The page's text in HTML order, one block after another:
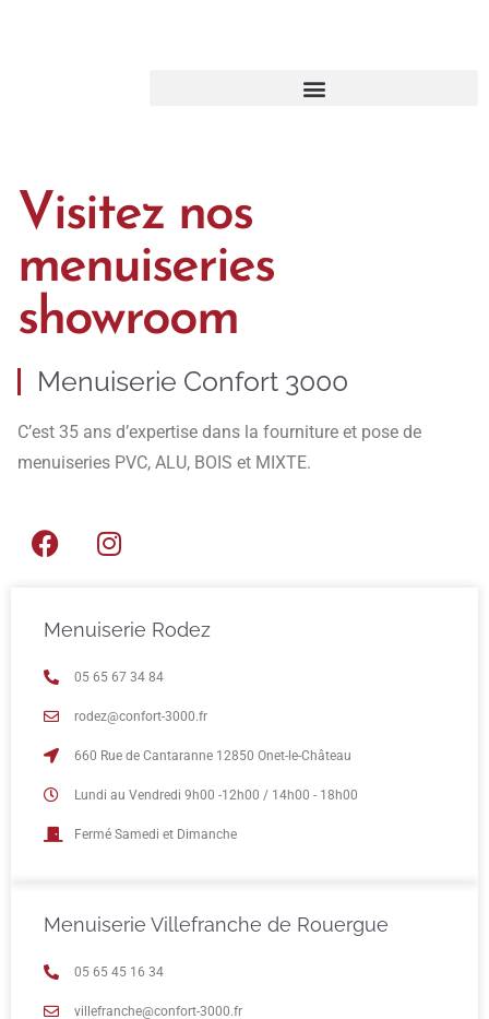
Visitez nos
menuiseries
showroom
Menuiserie Confort 3000
C’est 35 ans d’expertise dans la fourniture et pose de
menuiseries PVC, ALU, BOIS et MIXTE.
Menuiserie Rodez
05 65 67 34 84
rodez@confort-3000.fr
660 Rue de Cantaranne 12850 Onet-le-Château
Lundi au Vendredi 9h00 -12h00 / 14h00 - 18h00
Fermé Samedi et Dimanche
Menuiserie Villefranche de Rouergue
05 65 45 16 34
villefranche@confort-3000.fr